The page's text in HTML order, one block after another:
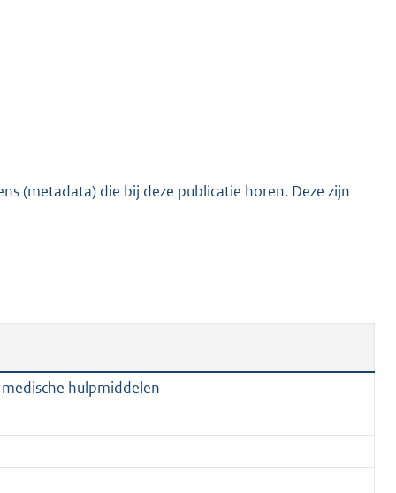
K
(metadata) die bij deze publicatie horen. Deze zijn
hulpmiddelen